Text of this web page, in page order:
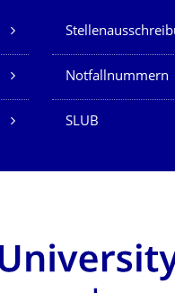
Notfallnummern
SLUB